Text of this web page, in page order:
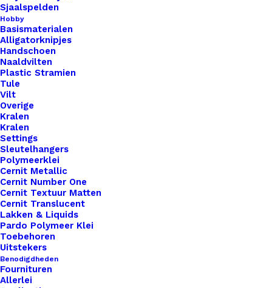
Sjaalspelden
Hobby
Basismaterialen
Alligatorknipjes
Handschoen
Naaldvilten
Plastic Stramien
Tule
Vilt
Overige
Kralen
Kralen
Settings
Sleutelhangers
Polymeerklei
Cernit Metallic
Cernit Number One
Cernit Textuur Matten
Cernit Translucent
Lakken & Liquids
Pardo Polymeer Klei
Toebehoren
Uitstekers
Benodigdheden
Fournituren
Allerlei
1xLeren Label Gelaserd Made By Mama
Sierlijk
Leren